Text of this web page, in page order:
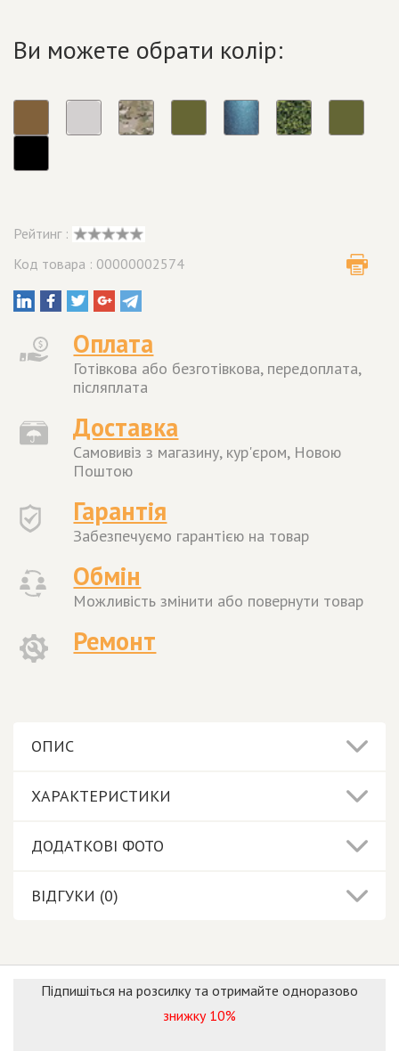
Ви можете обрати колір:
Рейтинг :
Код товара : 00000002574
Оплата
Готівкова або безготівкова, передоплата,
післяплата
Доставка
Самовивіз з магазину, кур'єром, Новою
Поштою
Гарантія
Забезпечуємо гарантією на товар
Обмін
Можливість змінити або повернути товар
Ремонт
ОПИС
ХАРАКТЕРИСТИКИ
ДОДАТКОВІ ФОТО
ВІДГУКИ (0)
Підпишіться на розсилку та отримайте одноразово
знижку 10%